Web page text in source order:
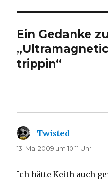
Ein Gedanke zu
trippin“
Twisted
13. Mai 2009 um 10:11 Uhr
Ich hätte Keith auch